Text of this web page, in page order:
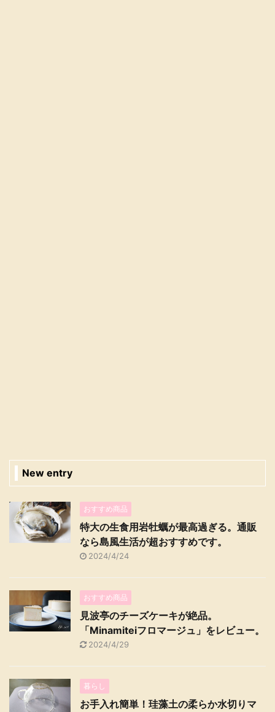
New entry
おすすめ商品
特大の生食用岩牡蠣が最高過ぎる。通販
なら島風生活が超おすすめです。
2024/4/24
おすすめ商品
見波亭のチーズケーキが絶品。
「Minamiteiフロマージュ」をレビュー。
2024/4/29
暮らし
お手入れ簡単！珪藻土の柔らか水切りマ